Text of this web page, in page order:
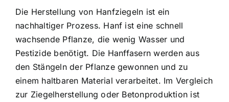
Die Herstellung von Hanfziegeln ist ein
nachhaltiger Prozess. Hanf ist eine schnell
wachsende Pflanze, die wenig Wasser und
Pestizide benötigt. Die Hanffasern werden aus
den Stängeln der Pflanze gewonnen und zu
einem haltbaren Material verarbeitet. Im Vergleich
zur Ziegelherstellung oder Betonproduktion ist